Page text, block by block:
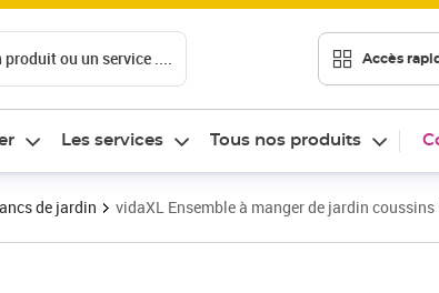
produit ou un service .... Accès
Les services Tous nos produits
de jardin vidaXL Ensemble à manger de jardin